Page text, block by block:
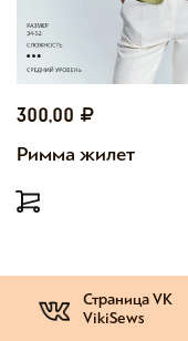
300,00
Римма жилет
Страница VK
VikiSews